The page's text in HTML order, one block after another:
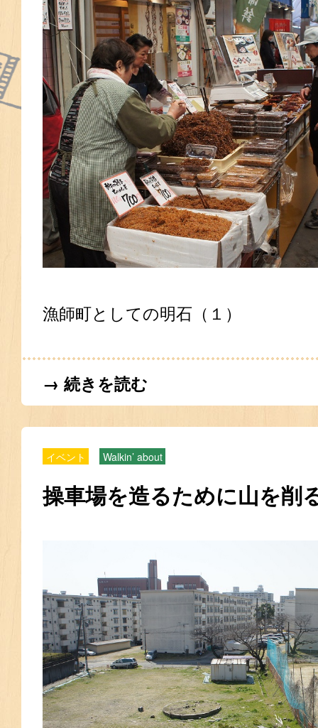
漁師町としての明石（１）
→ 続きを読む
イベント Walkin’ about
操車場を造るために山を削